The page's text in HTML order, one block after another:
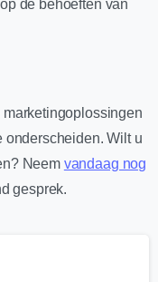
de behoeften van
marketingoplossingen
onderscheiden. Wilt u
Neem vandaag nog
gesprek.